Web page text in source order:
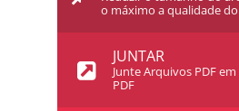
o máximo a qualidade do
JUNTAR
Junte Arquivos PDF
PDF